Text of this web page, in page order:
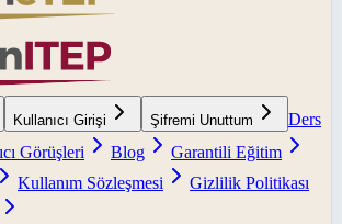
Kullanıcı Girişi Şifremi Unuttum
Ders
Görüşleri Blog
Garantili Eğitim
Kullanım Sözleşmesi
Gizlilik Politikası